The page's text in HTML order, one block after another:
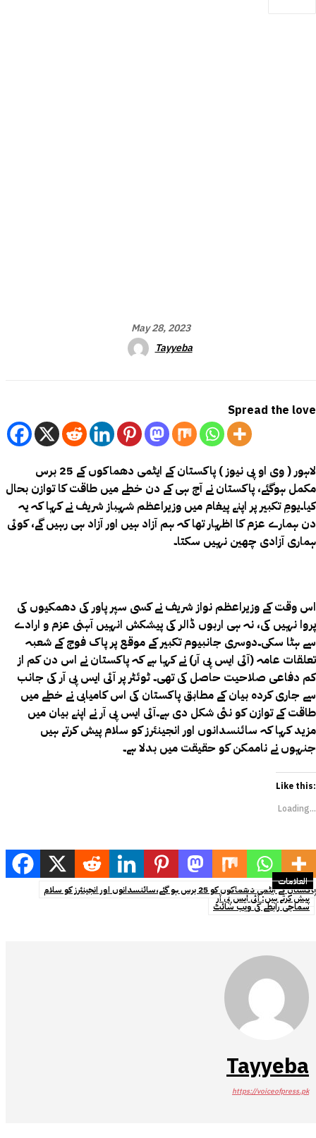
May 28, 2023
Tayyeba
Spread the love
لاہور ( وی او پی نیوز ) پاکستان کے ایٹمی دھماکوں کے 25 برس
مکمل ہوگئے، پاکستان نے آج ہی کے دن خطے میں طاقت کا توازن بحال
کیا۔یومِ تکبیر پر اپنے پیغام میں وزیراعظم شہباز شریف نے کہا کہ یہ
دن ہمارے عزم کا اظہار تھا کہ ہم آزاد ہیں اور آزاد ہی رہیں گے، کوئی
ہماری آزادی چھین نہیں سکتا۔
اس وقت کے وزیراعظم نواز شریف نے کسی سپر پاور کی دھمکیوں کی
پروا نہیں کی، نہ ہی اربوں ڈالر کی پیشکش انہیں آہنی عزم و ارادے
سے ہٹا سکی۔دوسری جانبیوم تکبیر کے موقع پر پاک فوج کے شعبہ
تعلقات عامہ (آئی ایس پی آر) نے کہا ہے کہ پاکستان نے اس دن کم از
کم دفاعی صلاحیت حاصل کی تھی۔ ٹوئٹر پر آئی ایس پی آر کی جانب
سے جاری کردہ بیان کے مطابق پاکستان کی اس کامیابی نے خطے میں
طاقت کے توازن کو نئی شکل دی ہے۔آئی ایس پی آر نے اپنے بیان میں
مزید کہا کہ سائنسدانوں اور انجینئرز کو سلام پیش کرتے ہیں
جنہوں نے ناممکن کو حقیقت میں بدلا ہے۔
Like this:
Loading...
العلامات
پاکستان کے ایٹمی دھماکوں کو 25 برس ہو گئے،سائنسدانوں اور انجینئرز کو سلام
پیش کرتے ہیں: آئی ایس پی آر
سماجی رابطے کی ویب سائٹ
Tayyeba
https://voiceofpress.pk